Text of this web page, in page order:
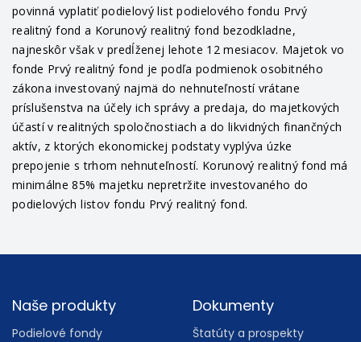
povinná vyplatiť podielový list podielového fondu Prvý
realitný fond a Korunový realitný fond bezodkladne,
najneskôr však v predĺženej lehote 12 mesiacov. Majetok vo
fonde Prvý realitný fond je podľa podmienok osobitného
zákona investovaný najmä do nehnuteľností vrátane
príslušenstva na účely ich správy a predaja, do majetkových
účastí v realitných spoločnostiach a do likvidných finančných
aktív, z ktorých ekonomickej podstaty vyplýva úzke
prepojenie s trhom nehnuteľností. Korunový realitný fond má
minimálne 85% majetku nepretržite investovaného do
podielových listov fondu Prvý realitný fond.
Footer
Naše produkty
Podielové fondy
Dokumenty
Štatúty a prospekty